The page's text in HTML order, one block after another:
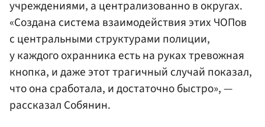
учреждениями, а централизованно в округах.
«Создана система взаимодействия этих ЧОПов
с центральными структурами полиции,
у каждого охранника есть на руках тревожная
кнопка, и даже этот трагичный случай показал,
что она сработала, и достаточно быстро», —
рассказал Собянин.